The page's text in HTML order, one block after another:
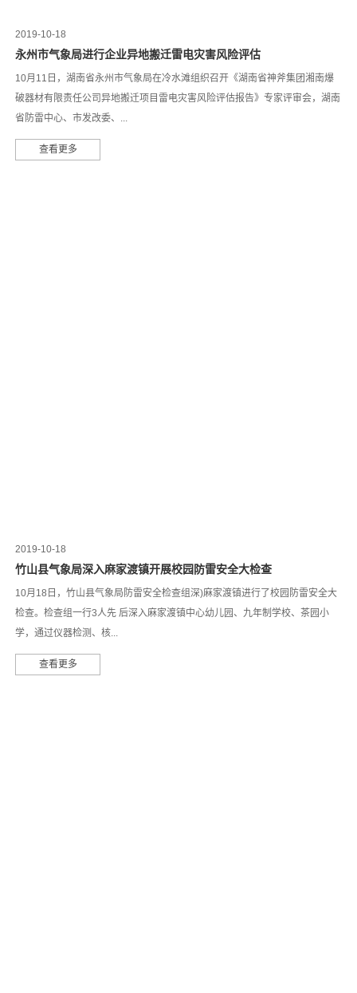
2019-10-18
永州市气象局进行企业异地搬迁雷电灾害风险评估
10月11日，湖南省永州市气象局在冷水滩组织召开《湖南省神斧集团湘南爆
破器材有限责任公司异地搬迁项目雷电灾害风险评估报告》专家评审会，湖南
省防雷中心、市发改委、...
查看更多
2019-10-18
竹山县气象局深入麻家渡镇开展校园防雷安全大检查
10月18日，竹山县气象局防雷安全检查组深)麻家渡镇进行了校园防雷安全大
检查。检查组一行3人先 后深入麻家渡镇中心幼儿园、九年制学校、茶园小
学，通过仪器检测、核...
查看更多